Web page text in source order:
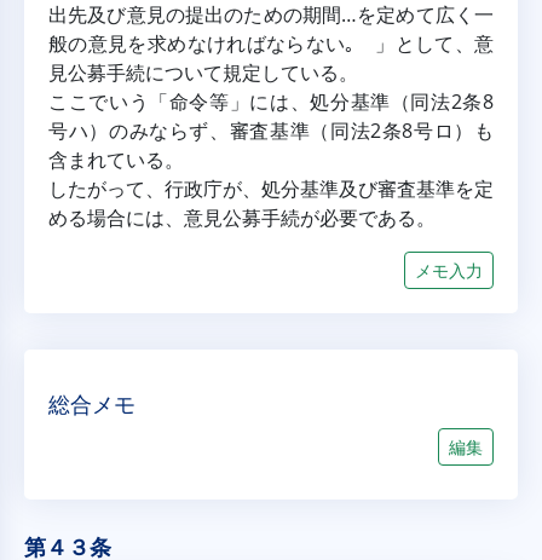
出先及び意見の提出のための期間…を定めて広く一
般の意見を求めなければならない｡ 」として、意
見公募手続について規定している。
ここでいう「命令等」には、処分基準（同法2条8
号ハ）のみならず、審査基準（同法2条8号ロ）も
含まれている。
したがって、行政庁が、処分基準及び審査基準を定
める場合には、意見公募手続が必要である。
メモ入力
総合メモ
編集
第４３条